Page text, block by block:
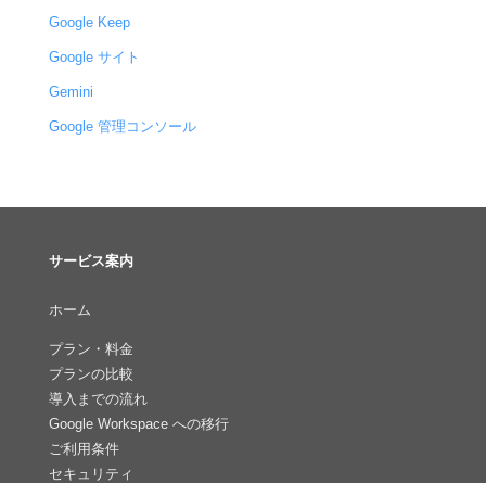
Google Keep
Google サイト
Gemini
Google 管理コンソール
サービス案内
ホーム
プラン・料金
プランの比較
導入までの流れ
Google Workspace への移行
ご利用条件
セキュリティ